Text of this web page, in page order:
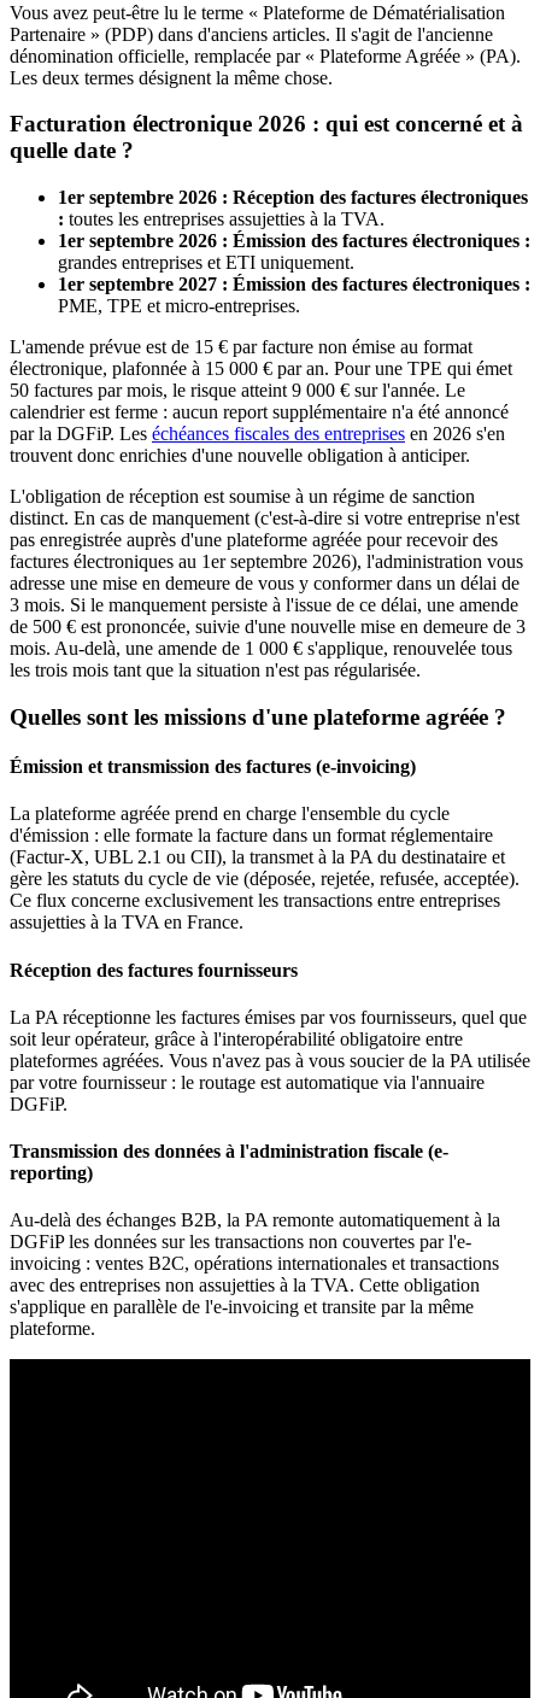
Vous avez peut-être lu le terme « Plateforme de Dématérialisation
Partenaire » (PDP) dans d'anciens articles. Il s'agit de l'ancienne
dénomination officielle, remplacée par « Plateforme Agréée » (PA).
Les deux termes désignent la même chose.
Facturation électronique 2026 : qui est concerné et à
quelle date ?
1er septembre 2026 : Réception des factures électroniques
: toutes les entreprises assujetties à la TVA.
1er septembre 2026 : Émission des factures électroniques :
grandes entreprises et ETI uniquement.
1er septembre 2027 : Émission des factures électroniques :
PME, TPE et micro-entreprises.
L'amende prévue est de 15 € par facture non émise au format
électronique, plafonnée à 15 000 € par an. Pour une TPE qui émet
50 factures par mois, le risque atteint 9 000 € sur l'année. Le
calendrier est ferme : aucun report supplémentaire n'a été annoncé
par la DGFiP. Les échéances fiscales des entreprises en 2026 s'en
trouvent donc enrichies d'une nouvelle obligation à anticiper.
L'obligation de réception est soumise à un régime de sanction
distinct. En cas de manquement (c'est-à-dire si votre entreprise n'est
pas enregistrée auprès d'une plateforme agréée pour recevoir des
factures électroniques au 1er septembre 2026), l'administration vous
adresse une mise en demeure de vous y conformer dans un délai de
3 mois. Si le manquement persiste à l'issue de ce délai, une amende
de 500 € est prononcée, suivie d'une nouvelle mise en demeure de 3
mois. Au-delà, une amende de 1 000 € s'applique, renouvelée tous
les trois mois tant que la situation n'est pas régularisée.
Quelles sont les missions d'une plateforme agréée ?
Émission et transmission des factures (e-invoicing)
La plateforme agréée prend en charge l'ensemble du cycle
d'émission : elle formate la facture dans un format réglementaire
(Factur-X, UBL 2.1 ou CII), la transmet à la PA du destinataire et
gère les statuts du cycle de vie (déposée, rejetée, refusée, acceptée).
Ce flux concerne exclusivement les transactions entre entreprises
assujetties à la TVA en France.
Réception des factures fournisseurs
La PA réceptionne les factures émises par vos fournisseurs, quel que
soit leur opérateur, grâce à l'interopérabilité obligatoire entre
plateformes agréées. Vous n'avez pas à vous soucier de la PA utilisée
par votre fournisseur : le routage est automatique via l'annuaire
DGFiP.
Transmission des données à l'administration fiscale (e-
reporting)
Au-delà des échanges B2B, la PA remonte automatiquement à la
DGFiP les données sur les transactions non couvertes par l'e-
invoicing : ventes B2C, opérations internationales et transactions
avec des entreprises non assujetties à la TVA. Cette obligation
s'applique en parallèle de l'e-invoicing et transite par la même
plateforme.